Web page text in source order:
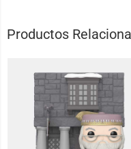
Productos